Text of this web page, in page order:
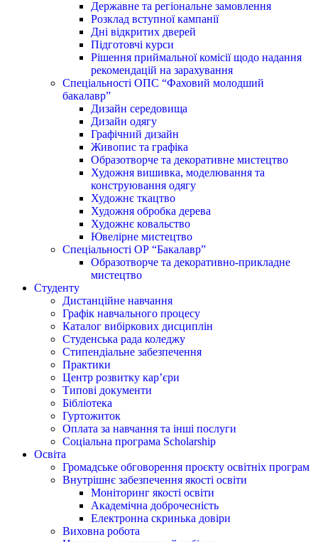
Державне та регіональне замовлення
Розклад вступної кампанії
Дні відкритих дверей
Підготовчі курси
Рішення приймальної комісії щодо надання
рекомендацій на зарахування
Спеціальності ОПС “Фаховий молодший
бакалавр”
Дизайн середовища
Дизайн одягу
Графічний дизайн
Живопис та графіка
Образотворче та декоративне мистецтво
Художня вишивка, моделювання та
конструювання одягу
Художнє ткацтво
Художня обробка дерева
Художнє ковальство
Ювелірне мистецтво
Спеціальності ОР “Бакалавр”
Образотворче та декоративно-прикладне
мистецтво
Студенту
Дистанційне навчання
Графік навчального процесу
Каталог вибіркових дисциплін
Студенська рада коледжу
Стипендіальне забезпечення
Практики
Центр розвитку кар’єри
Типові документи
Бібліотека
Гуртожиток
Оплата за навчання та інші послуги
Соціальна програма Scholarship
Освіта
Громадське обговорення проєкту освітніх програм
Внутрішнє забезпечення якості освіти
Моніторинг якості освіти
Академічна доброчесність
Електронна скринька довіри
Виховна робота